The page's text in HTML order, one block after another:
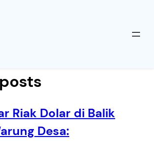
Riak Dolar di Balik
Desa: